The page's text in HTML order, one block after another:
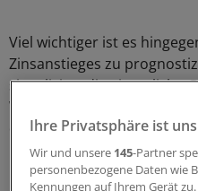
Viel wichtiger ist es
Zinsanstieges zu
signalisiert die eigentliche
Wirtschaftswachstum
den Ausblick für die
Da wir uns in Europa
Ihre Privatsphäre ist
Wir und unsere 145-Partner
personenbezogene Daten wie
Kennungen auf Ihrem Gerät